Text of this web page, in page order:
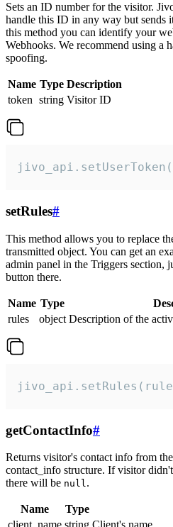
Sets an ID number for the visitor.
handle this ID in any way but sends
this method you can identify your
Webhooks. We recommend using a
spoofing.
Name Type Description
token string Visitor ID
setRules#
This method allows you to replace
transmitted object. You can get an
admin panel in the Triggers section,
button there.
Name Type
rules
object Description of the
getContactInfo#
Returns visitor's contact info from
contact_info structure. If visitor
there will be null.
Name Type